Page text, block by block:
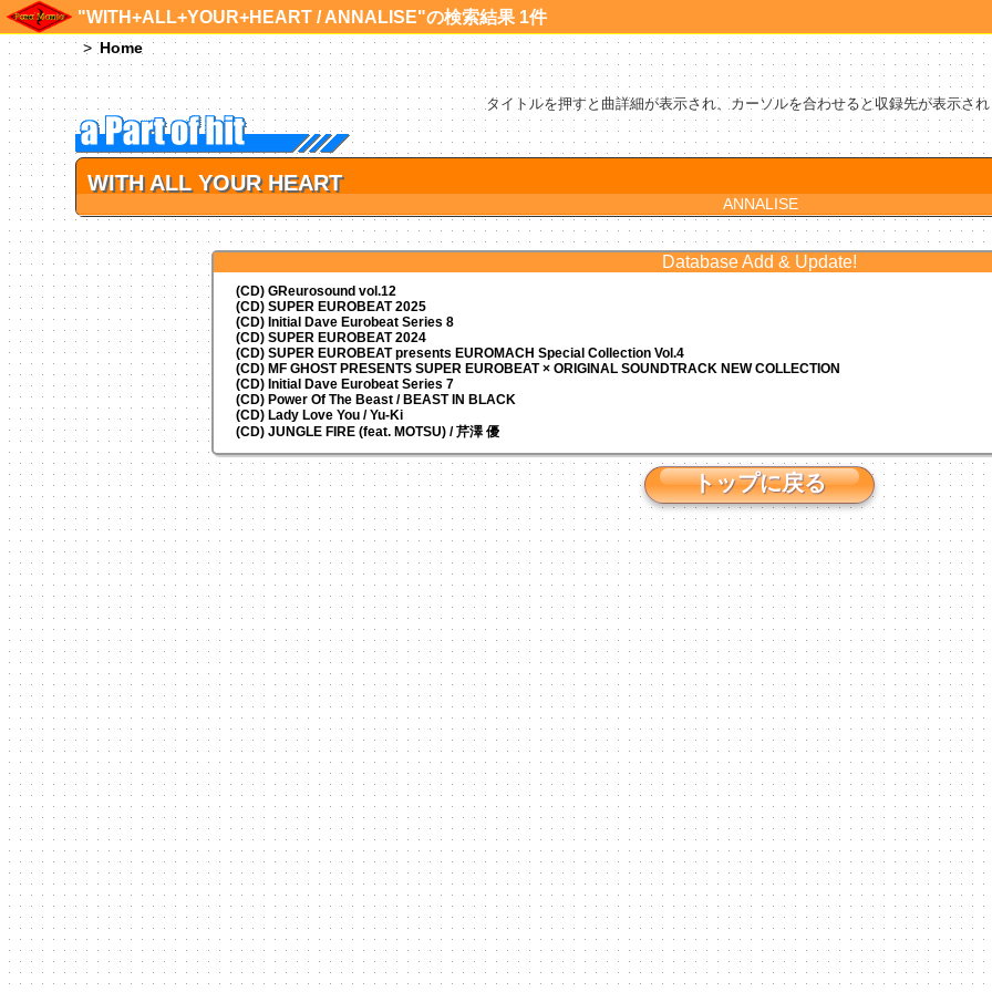
"WITH+ALL+YOUR+HEART / ANNALISE"の検索結果 1件
Home
タイトルを押すと曲詳細が表示され、カーソルを合わせると収録先が表示さ
WITH ALL YOUR HEART
ANNALISE
Database Add & Update!
(CD) GReurosound vol.12
(CD) SUPER EUROBEAT 2025
(CD) Initial Dave Eurobeat Series 8
(CD) SUPER EUROBEAT 2024
(CD)SUPER EUROBEAT presentsEUROMACH Special Collection Vol.4
(CD) MF GHOST PRESENTS SUPER EUROBEAT × ORIGINAL SOUNDTRACK NEW COLLECTION
(CD) Initial Dave Eurobeat Series 7
(CD) Power Of The Beast / BEAST IN BLACK
(CD) Lady Love You / Yu-Ki
(CD) JUNGLE FIRE (feat. MOTSU) / 芹澤 優
トップに戻る